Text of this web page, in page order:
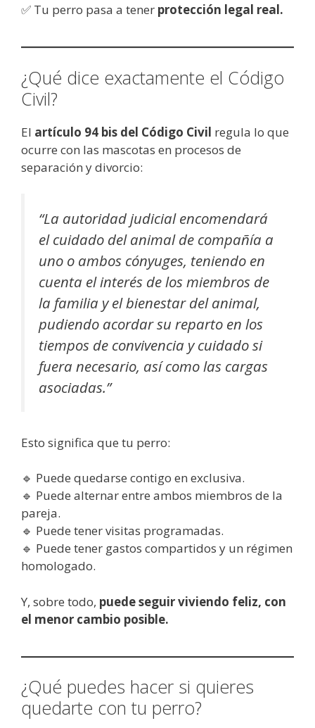
✅ Tu perro pasa a tener protección legal real.
¿Qué dice exactamente el Código
Civil?
El artículo 94 bis del Código Civil regula lo que
ocurre con las mascotas en procesos de
separación y divorcio:
“La autoridad judicial encomendará
el cuidado del animal de compañía a
uno o ambos cónyuges, teniendo en
cuenta el interés de los miembros de
la familia y el bienestar del animal,
pudiendo acordar su reparto en los
tiempos de convivencia y cuidado si
fuera necesario, así como las cargas
asociadas.”
Esto significa que tu perro:
🔹 Puede quedarse contigo en exclusiva.
🔹 Puede alternar entre ambos miembros de la
pareja.
🔹 Puede tener visitas programadas.
🔹 Puede tener gastos compartidos y un régimen
homologado.
Y, sobre todo, puede seguir viviendo feliz, con
el menor cambio posible.
¿Qué puedes hacer si quieres
quedarte con tu perro?